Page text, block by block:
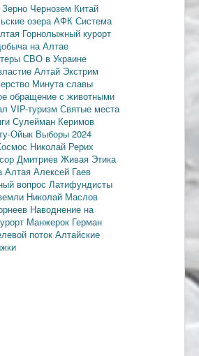
Зерно Чернозем Китай
озера АФК Система
Горнолыжный курорт
на Алтае
СВО в Украине
Алтай Экстрим
Минута славы
обращение с животными
VIP-туризм Святые места
Сулейман Керимов
Ойык Выборы 2024
Николай Рерих
Дмитриев Живая Этика
Алтая Алексей Гаев
вопрос Латифундисты
Николай Маслов
Наводнение на
Манжерок Герман
поток Алтайские